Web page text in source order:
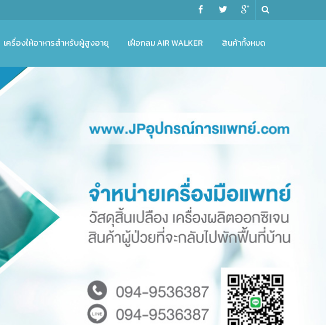
เครื่องให้อาหารสำหรับผู้สูงอายุ เฝือกลม AIR WALKER สินค้าทั้งหมด